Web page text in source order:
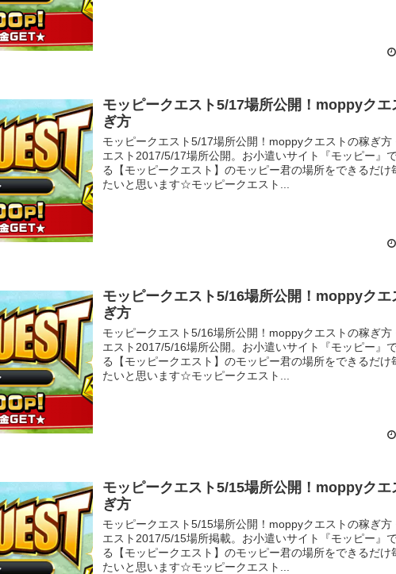
モッピークエスト5/17場所公開！moppyクエ
ぎ方
モッピークエスト5/17場所公開！moppyクエストの稼ぎ方
エスト2017/5/17場所公開。お小遣いサイト『モッピー』
る【モッピークエスト】のモッピー君の場所をできるだけ
たいと思います☆モッピークエスト...
モッピークエスト5/16場所公開！moppyクエ
ぎ方
モッピークエスト5/16場所公開！moppyクエストの稼ぎ方
エスト2017/5/16場所公開。お小遣いサイト『モッピー』
る【モッピークエスト】のモッピー君の場所をできるだけ
たいと思います☆モッピークエスト...
モッピークエスト5/15場所公開！moppyクエ
ぎ方
モッピークエスト5/15場所公開！moppyクエストの稼ぎ方
エスト2017/5/15場所掲載。お小遣いサイト『モッピー』
る【モッピークエスト】のモッピー君の場所をできるだけ
たいと思います☆モッピークエスト...